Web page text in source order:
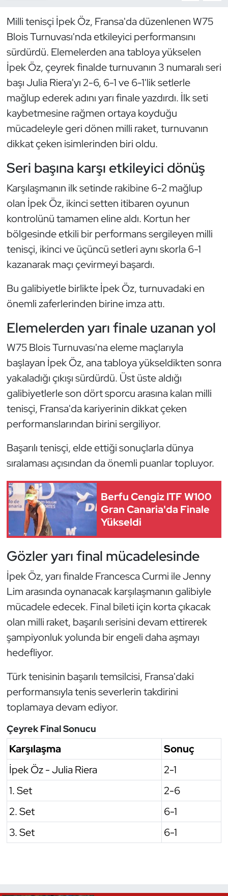
Milli tenisçi İpek Öz, Fransa'da düzenlenen W75
Blois Turnuvası'nda etkileyici performansını
sürdürdü. Elemelerden ana tabloya yükselen
İpek Öz, çeyrek finalde turnuvanın 3 numaralı seri
başı Julia Riera'yı 2-6, 6-1 ve 6-1'lik setlerle
mağlup ederek adını yarı finale yazdırdı. İlk seti
kaybetmesine rağmen ortaya koyduğu
mücadeleyle geri dönen milli raket, turnuvanın
dikkat çeken isimlerinden biri oldu.
Seri başına karşı etkileyici dönüş
Karşılaşmanın ilk setinde rakibine 6-2 mağlup
olan İpek Öz, ikinci setten itibaren oyunun
kontrolünü tamamen eline aldı. Kortun her
bölgesinde etkili bir performans sergileyen milli
tenisçi, ikinci ve üçüncü setleri aynı skorla 6-1
kazanarak maçı çevirmeyi başardı.
Bu galibiyetle birlikte İpek Öz, turnuvadaki en
önemli zaferlerinden birine imza attı.
Elemelerden yarı finale uzanan yol
W75 Blois Turnuvası'na eleme maçlarıyla
başlayan İpek Öz, ana tabloya yükseldikten sonra
yakaladığı çıkışı sürdürdü. Üst üste aldığı
galibiyetlerle son dört sporcu arasına kalan milli
tenisçi, Fransa'da kariyerinin dikkat çeken
performanslarından birini sergiliyor.
Başarılı tenisçi, elde ettiği sonuçlarla dünya
sıralaması açısından da önemli puanlar topluyor.
Berfu Cengiz ITF W100
Gran Canaria'da Finale
Yükseldi
Gözler yarı final mücadelesinde
İpek Öz, yarı finalde Francesca Curmi ile Jenny
Lim arasında oynanacak karşılaşmanın galibiyle
mücadele edecek. Final bileti için korta çıkacak
olan milli raket, başarılı serisini devam ettirerek
şampiyonluk yolunda bir engeli daha aşmayı
hedefliyor.
Türk tenisinin başarılı temsilcisi, Fransa'daki
performansıyla tenis severlerin takdirini
toplamaya devam ediyor.
Çeyrek Final Sonucu
Karşılaşma
Sonuç
İpek Öz - Julia Riera
2-1
1. Set
2-6
2. Set
6-1
3. Set
6-1
Dövüş Sanatı
E-Spor
Eskrim
Futbol
Futsal
Genel
Golf
Güreş
Halter
Hava Sporları
Hentbol
Judo ve Kuraş
Kano ve Rafting
Karate
Kayak
Kempo
Kürek
Masa Tenisi
Modern Pentatlon
Motor Sporları
Muay Thai
Okçuluk
Optimist
Oryantiring
Özel Sporcular
Paralimpik
Ragbi
Satranç
Su Topu
Sualtı Sporları
Tenis